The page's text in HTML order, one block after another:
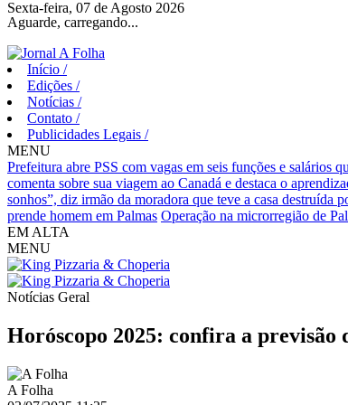
Aguarde, carregando...
Sexta-feira, 07 de Agosto 2026
Início /
Edições /
Notícias /
Contato /
Publicidades Legais /
MENU
Prefeitura abre PSS com vagas em seis funções e salários
comenta sobre sua viagem ao Canadá e destaca o
sonhos”, diz irmão da moradora que teve a casa destruída
prende homem em Palmas Operação na microrregião de
EM ALTA
MENU
Notícias Geral
Horóscopo 2025: confira a previsão
A Folha